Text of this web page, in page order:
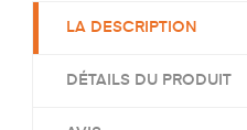
LA DESCRIPTION
DÉTAILS DU PRODUIT